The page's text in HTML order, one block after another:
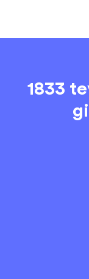
1833